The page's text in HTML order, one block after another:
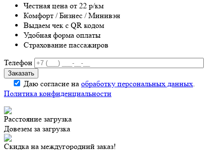
Честная цена от 22 р/км
Комфорт / Бизнес / Минивэн
Выдаем чек с QR кодом
Удобная форма оплаты
Страхование пассажиров
Телефон
Даю согласие на обработку персональных данных.
Политика конфиденциальности
Расстояние загрузка
Довезем за загрузка
Скидка на междугородний заказ!